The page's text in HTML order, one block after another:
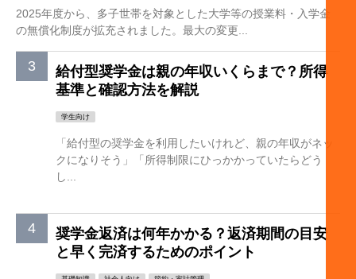
2025年度から、多子世帯を対象とした大学等の授業料・入学金
の無償化制度が拡充されました。最大の変更...
給付型奨学金は親の年収いくらまで？所得
基準と確認方法を解説
学生向け
「給付型の奨学金を利用したいけれど、親の年収がネッ
クになりそう」「所得制限にひっかかっていたらどう
し...
奨学金返済は何年かかる？返済期間の目安
と早く完済するためのポイント